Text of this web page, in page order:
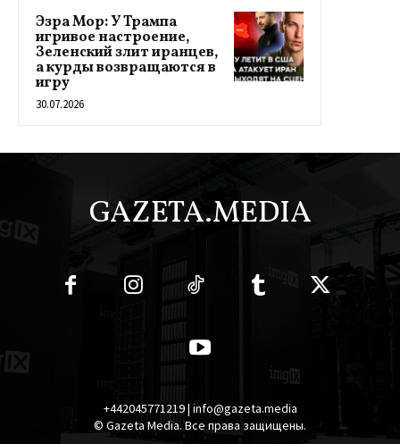
Эзра Мор: У Трампа
игривое настроение,
Зеленский злит иранцев,
а курды возвращаются в
игру
30.07.2026
GAZETA.MEDIA
+442045771219 | info@gazeta.media
© Gazeta Media. Все права защищены.